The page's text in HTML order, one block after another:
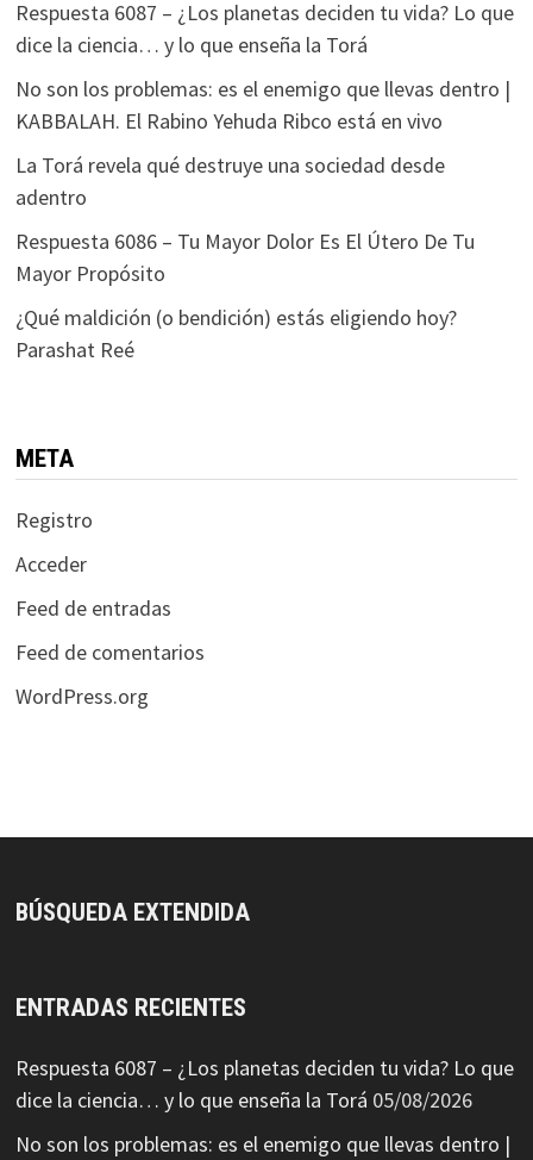
Respuesta 6087 – ¿Los planetas deciden tu vida? Lo que
dice la ciencia… y lo que enseña la Torá
No son los problemas: es el enemigo que llevas dentro |
KABBALAH. El Rabino Yehuda Ribco está en vivo
La Torá revela qué destruye una sociedad desde
adentro
Respuesta 6086 – Tu Mayor Dolor Es El Útero De Tu
Mayor Propósito
¿Qué maldición (o bendición) estás eligiendo hoy?
Parashat Reé
META
Registro
Acceder
Feed de entradas
Feed de comentarios
WordPress.org
BÚSQUEDA EXTENDIDA
ENTRADAS RECIENTES
Respuesta 6087 – ¿Los planetas deciden tu vida? Lo que
dice la ciencia… y lo que enseña la Torá 05/08/2026
No son los problemas: es el enemigo que llevas dentro |